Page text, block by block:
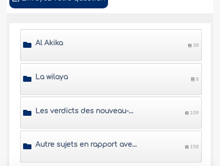
Al Akika 39
La wilaya 8
Les verdicts des nouveau-nés 109
Autre sujets en rapport avec les enfants 158